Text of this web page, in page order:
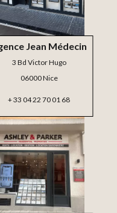
Jean Médecin
3 Bd Victor Hugo
06000 Nice
+ 33 04 22 70 01 68